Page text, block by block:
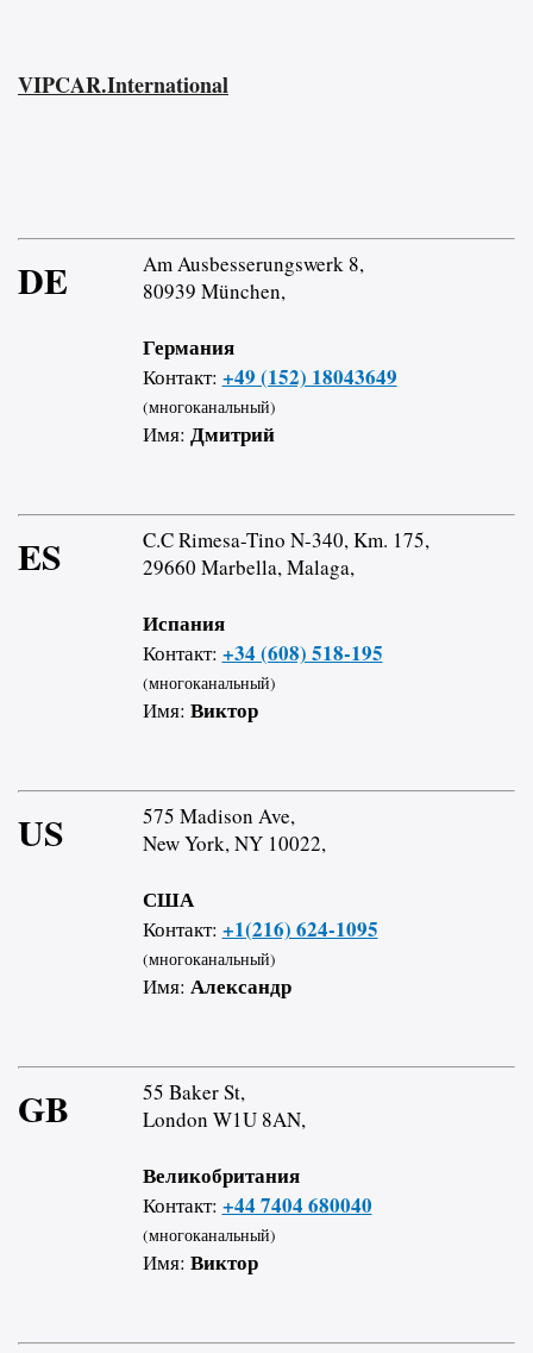
VIPCAR.International
DE
Am Ausbesserungswerk 8,
80939 München,
Германия
Контакт: +49 (152) 18043649
(многоканальный)
Имя: Дмитрий
ES
C.C Rimesa-Tino N-340, Km. 175,
29660 Marbella, Malaga,
Испания
Контакт: +34 (608) 518-195
(многоканальный)
Имя: Виктор
US
575 Madison Ave,
New York, NY 10022,
США
Контакт: +1(216) 624-1095
(многоканальный)
Имя: Александр
GB
55 Baker St,
London W1U 8AN,
Великобритания
Контакт: +44 7404 680040
(многоканальный)
Имя: Виктор